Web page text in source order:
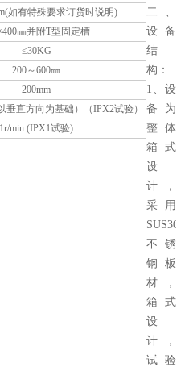
如有特殊要求订货时说明)
㎜并附T型固定槽
≤30KG
200～600㎜
200mm
垂直方向为基础）（IPX2试验）
1r/min (IPX1试验)
二、
设备
结
构：
1、设
备为
整体
箱式
设
计，
采用
SUS304
不锈
钢板
材，
箱式
设
计，
试验